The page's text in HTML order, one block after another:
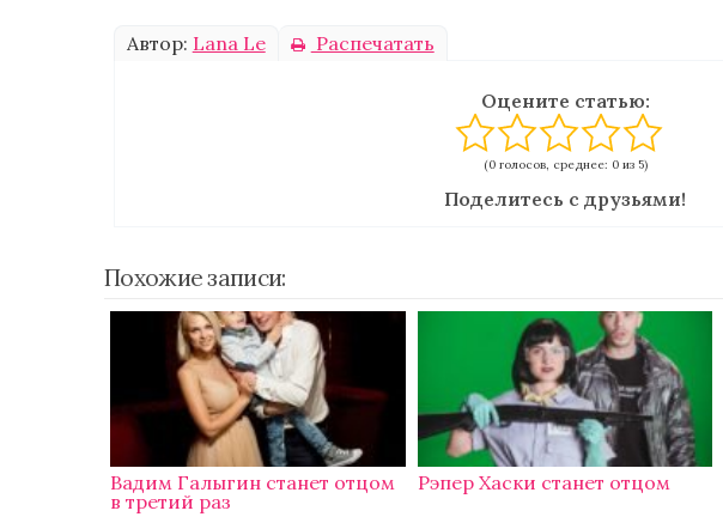
Автор: Lana Le Распечатать
Оцените статью:
(0 голосов, среднее: 0 из 5)
Поделитесь с друзьями!
Похожие записи:
Вадим Галыгин станет отцом
в третий раз
Рэпер Хаски станет отцом